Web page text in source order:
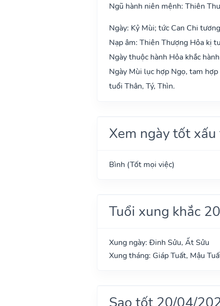
Ngũ hành niên mệnh: Thiên
Ngày: Kỷ Mùi; tức Can Chi
Nạp âm: Thiên Thượng Hỏa kị
Ngày thuộc hành Hỏa khắc
Ngày Mùi lục hợp Ngọ, tam
tuổi Thân, Tý, Thìn.
Xem ngày tốt
Bình (Tốt mọi việc)
Tuổi xung khắc
Xung ngày: Đinh Sửu, Ất Sửu
Xung tháng: Giáp Tuất, Mậu